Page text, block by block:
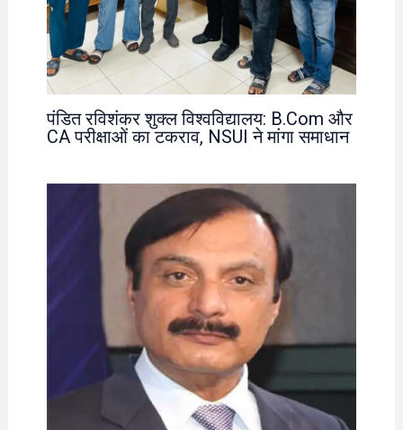
पंडित रविशंकर शुक्ल विश्वविद्यालय: B.Com और
CA परीक्षाओं का टकराव, NSUI ने मांगा समाधान